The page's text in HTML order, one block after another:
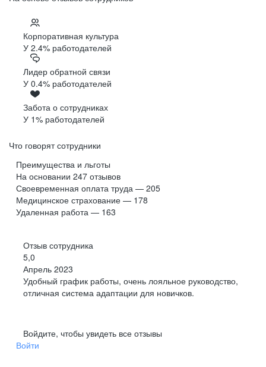
Корпоративная культура
У 2.4% работодателей
Лидер обратной связи
У 0.4% работодателей
Забота о сотрудниках
У 1% работодателей
Что говорят сотрудники
Преимущества и льготы
На основании 247 отзывов
Своевременная оплата труда — 205
Медицинское страхование — 178
Удаленная работа — 163
Отзыв сотрудника
5,0
Апрель 2023
Удобный график работы, очень лояльное руководство,
отличная система адаптации для новичков.
Войдите, чтобы увидеть все отзывы
Войти